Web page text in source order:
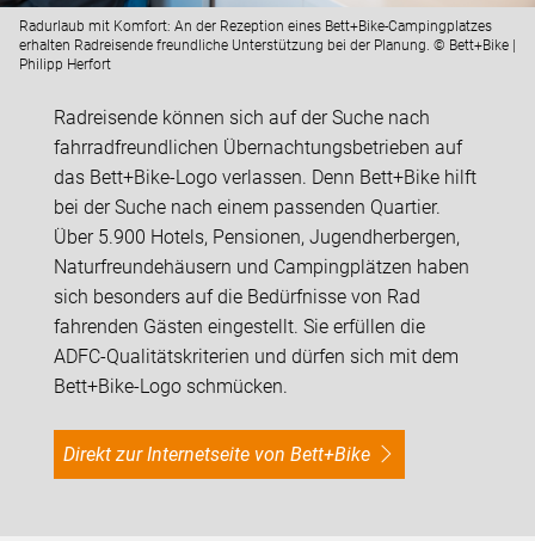
Radurlaub mit Komfort: An der Rezeption eines Bett+Bike-Campingplatzes
erhalten Radreisende freundliche Unterstützung bei der Planung. © Bett+Bike |
Philipp Herfort
Radreisende können sich auf der Suche nach
fahrradfreundlichen Übernachtungsbetrieben auf
das Bett+Bike-Logo verlassen. Denn Bett+Bike hilft
bei der Suche nach einem passenden Quartier.
Über 5.900 Hotels, Pensionen, Jugendherbergen,
Naturfreundehäusern und Campingplätzen haben
sich besonders auf die Bedürfnisse von Rad
fahrenden Gästen eingestellt. Sie erfüllen die
ADFC-Qualitätskriterien und dürfen sich mit dem
Bett+Bike-Logo schmücken.
Direkt zur Internetseite von Bett+Bike